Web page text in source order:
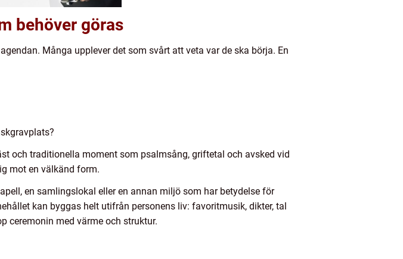
behöver göras
Många upplever det som svårt att veta var de ska börja. En
och traditionella moment som psalmsång, griftetal och avsked vid
mot en välkänd form.
en samlingslokal eller en annan miljö som har betydelse för
kan byggas helt utifrån personens liv: favoritmusik, dikter, tal
ceremonin med värme och struktur.